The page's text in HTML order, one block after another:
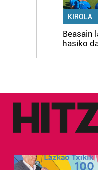
KIROLA
Beasain
hasiko